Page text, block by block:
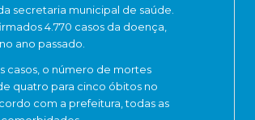
secretaria municipal de saúde.
4.770 casos da doença,
ano passado.
casos, o número de mortes
quatro para cinco óbitos no
com a prefeitura, todas as